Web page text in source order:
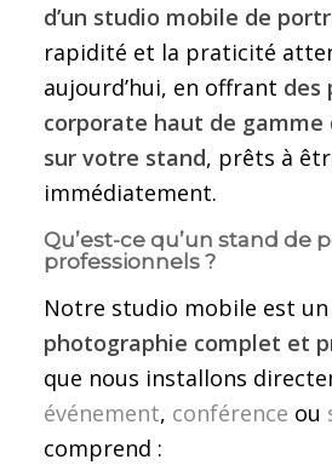
d’un studio mobile de
rapidité et la praticité
aujourd’hui, en offrant des
corporate haut de
sur votre stand, prêts à
immédiatement.
Qu’est-ce qu’un stand de
professionnels ?
Notre studio mobile est un
photographie complet et
que nous installons
événement, conférence ou
comprend :